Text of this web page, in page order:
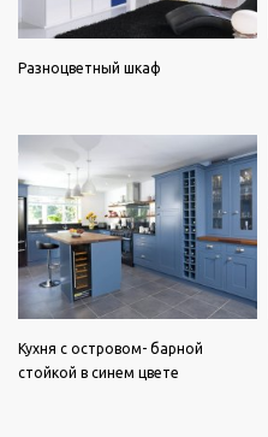
Разноцветный шкаф
Кухня с островом- барной
стойкой в синем цвете